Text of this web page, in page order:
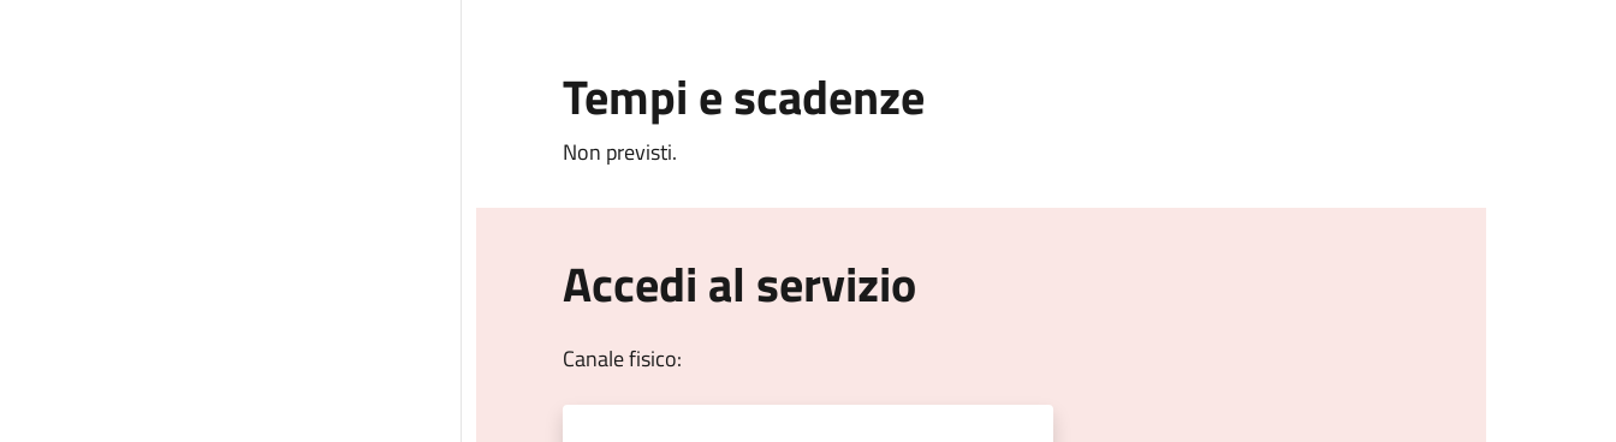
Tempi e scadenze
Non previsti.
Accedi al servizio
Canale fisico: